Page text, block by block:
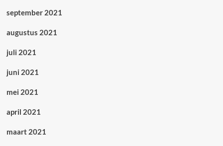
september 2021
augustus 2021
juli 2021
juni 2021
mei 2021
april 2021
maart 2021